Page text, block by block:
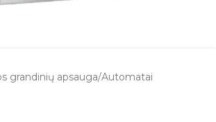
kad padidintumėte
grandinių apsauga/Automatai